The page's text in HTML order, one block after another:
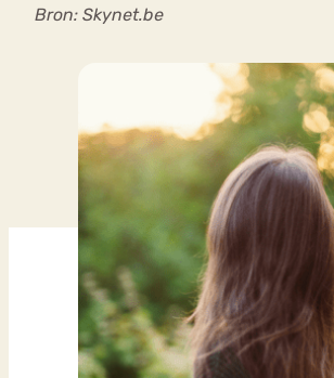
Bron: Skynet.be